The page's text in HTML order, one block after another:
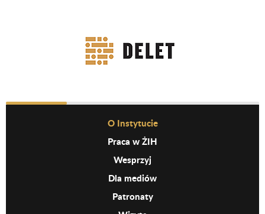
Before Footer MenuO Instytucie
Praca w ŻIH
Wesprzyj
Dla mediów
Patronaty